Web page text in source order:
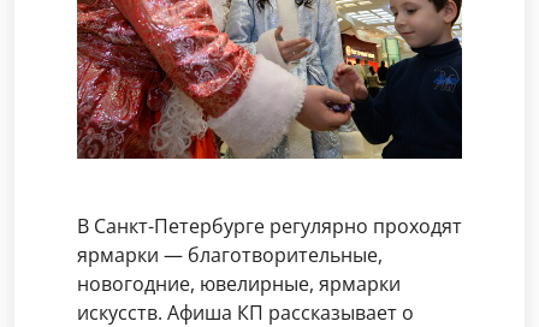
В Санкт-Петербурге регулярно проходят
ярмарки — благотворительные,
новогодние, ювелирные, ярмарки
искусств. Афиша КП рассказывает о